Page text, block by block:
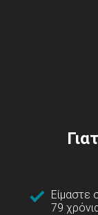
Είμαστε
79